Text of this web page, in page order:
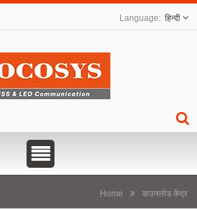
हिन्दी
Home डाउनलोड केंद्र